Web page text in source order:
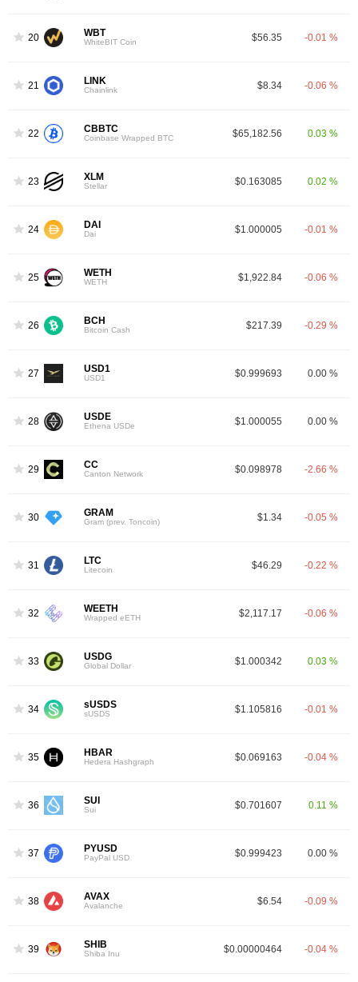
20 WBT
WhiteBIT Coin $56.35 -0.01 %
21 LINK
Chainlink $8.34 -0.06 %
22 CBBTC
Coinbase Wrapped BTC $65,182.56 0.03 %
23 XLM
Stellar $0.163085 0.02 %
24 DAI
Dai $1.000005 -0.01 %
25 WETH
WETH $1,922.84 -0.06 %
26 BCH
Bitcoin Cash $217.39 -0.29 %
27 USD1
USD1 $0.999693 0.00 %
28 USDE
Ethena USDe $1.000055 0.00 %
29 CC
Canton Network $0.098978 -2.66 %
30 GRAM
Gram (prev. Toncoin) $1.34 -0.05 %
31 LTC
Litecoin $46.29 -0.22 %
32 WEETH
Wrapped eETH $2,117.17 -0.06 %
33 USDG
Global Dollar $1.000342 0.03 %
34 sUSDS
sUSDS $1.105816 -0.01 %
35 HBAR
Hedera Hashgraph $0.069163 -0.04 %
36 SUI
Sui $0.701607 0.11 %
37 PYUSD
PayPal USD $0.999423 0.00 %
38 AVAX
Avalanche $6.54 -0.09 %
39 SHIB
Shiba Inu $0.00000464 -0.04 %